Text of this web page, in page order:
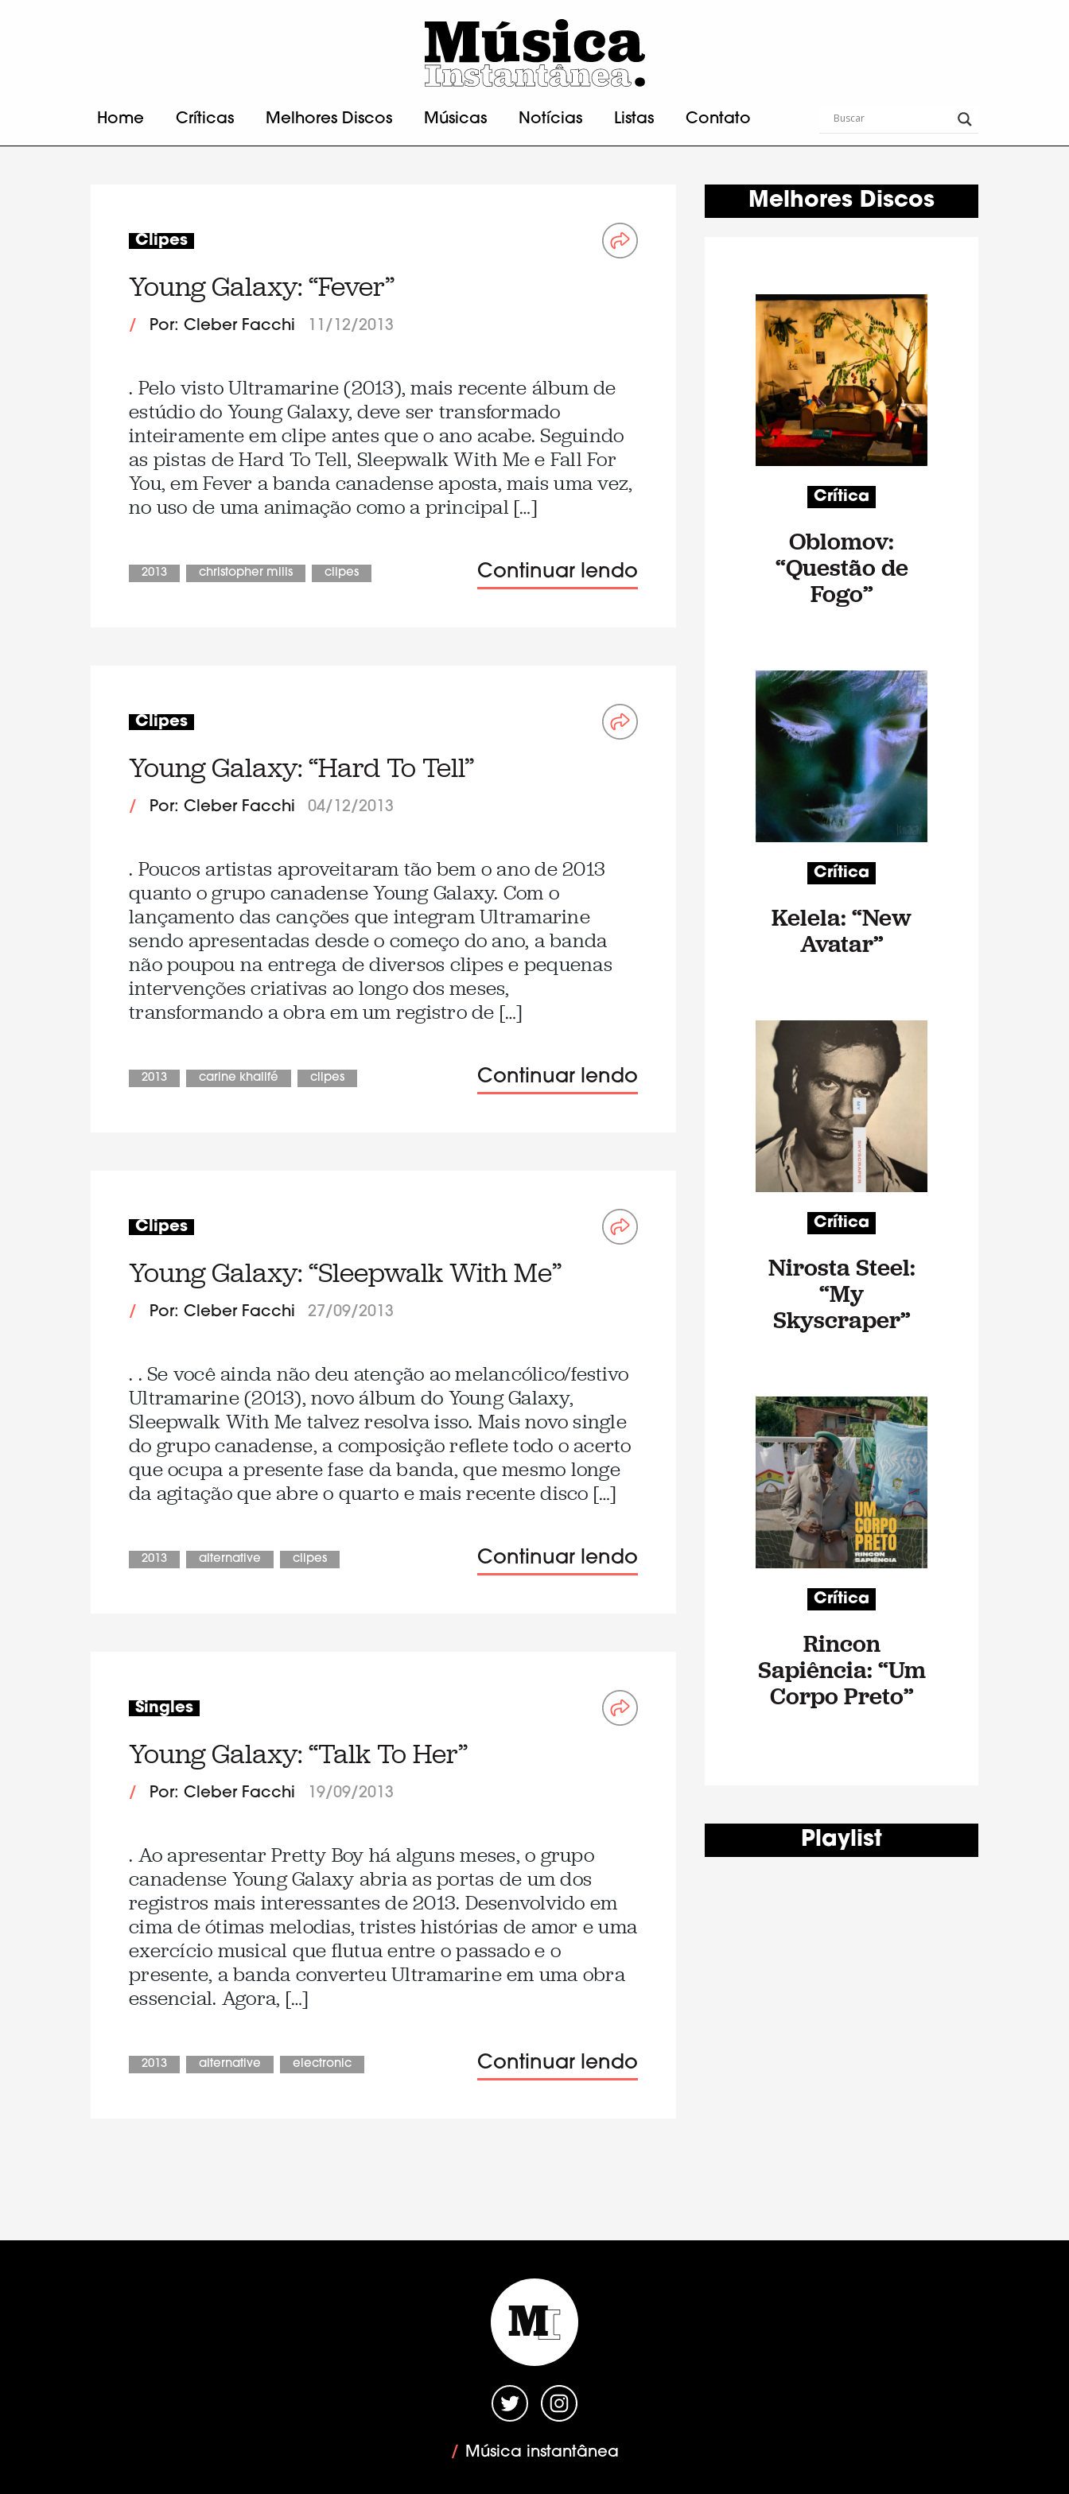
Home Críticas Melhores Discos Músicas Notícias Listas Contato
Clipes
Young Galaxy: “Fever”
/ Por: Cleber Facchi 11/12/2013
. Pelo visto Ultramarine (2013), mais recente álbum de
estúdio do Young Galaxy, deve ser transformado
inteiramente em clipe antes que o ano acabe. Seguindo
as pistas de Hard To Tell, Sleepwalk With Me e Fall For
You, em Fever a banda canadense aposta, mais uma vez,
no uso de uma animação como a principal […]
2013 christopher mills clipes Continuar lendo
Clipes
Young Galaxy: “Hard To Tell”
/ Por: Cleber Facchi 04/12/2013
. Poucos artistas aproveitaram tão bem o ano de 2013
quanto o grupo canadense Young Galaxy. Com o
lançamento das canções que integram Ultramarine
sendo apresentadas desde o começo do ano, a banda
não poupou na entrega de diversos clipes e pequenas
intervenções criativas ao longo dos meses,
transformando a obra em um registro de […]
2013 carine khalifé clipes Continuar lendo
Clipes
Young Galaxy: “Sleepwalk With Me”
/ Por: Cleber Facchi 27/09/2013
. . Se você ainda não deu atenção ao melancólico/festivo
Ultramarine (2013), novo álbum do Young Galaxy,
Sleepwalk With Me talvez resolva isso. Mais novo single
do grupo canadense, a composição reflete todo o acerto
que ocupa a presente fase da banda, que mesmo longe
da agitação que abre o quarto e mais recente disco […]
2013 alternative clipes Continuar lendo
Singles
Young Galaxy: “Talk To Her”
/ Por: Cleber Facchi 19/09/2013
. Ao apresentar Pretty Boy há alguns meses, o grupo
canadense Young Galaxy abria as portas de um dos
registros mais interessantes de 2013. Desenvolvido em
cima de ótimas melodias, tristes histórias de amor e uma
exercício musical que flutua entre o passado e o
presente, a banda converteu Ultramarine em uma obra
essencial. Agora, […]
2013 alternative electronic Continuar lendo
Melhores Discos
Crítica
Oblomov:
“Questão de
Fogo”
Crítica
Kelela: “New
Avatar”
Crítica
Nirosta Steel:
“My
Skyscraper”
Crítica
Rincon
Sapiência: “Um
Corpo Preto”
Playlist
/ Música instantânea